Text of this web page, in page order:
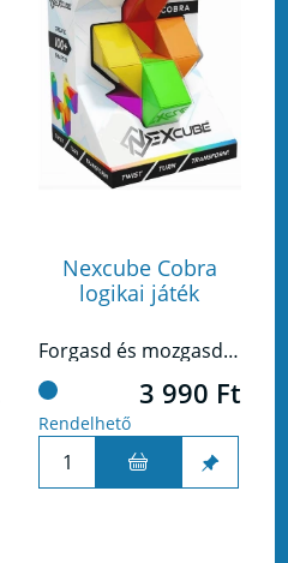
Nexcube Cobra
logikai játék
Forgasd és mozgasd át ennek a különleges logikai játék elemeit! Több 100 lehetőséged van arra, hogy milyenné alakítod a szerkezetet. Szóval vedd elő a kreativitásodat és a kézügyességedet és kezdődhet is a szórakozás!
3 990 Ft
Rendelhető